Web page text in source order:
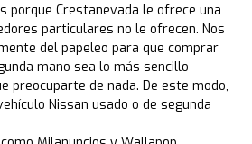
porque Crestanevada le ofrece una
particulares no le ofrecen. Nos
del papeleo para que comprar
mano sea lo más sencillo
preocuparte de nada. De este modo,
Nissan usado o de segunda